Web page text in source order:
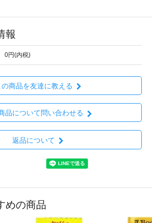
報
0円(内税)
の商品を友達に教える
品について問い合わせる
返品について
めの商品